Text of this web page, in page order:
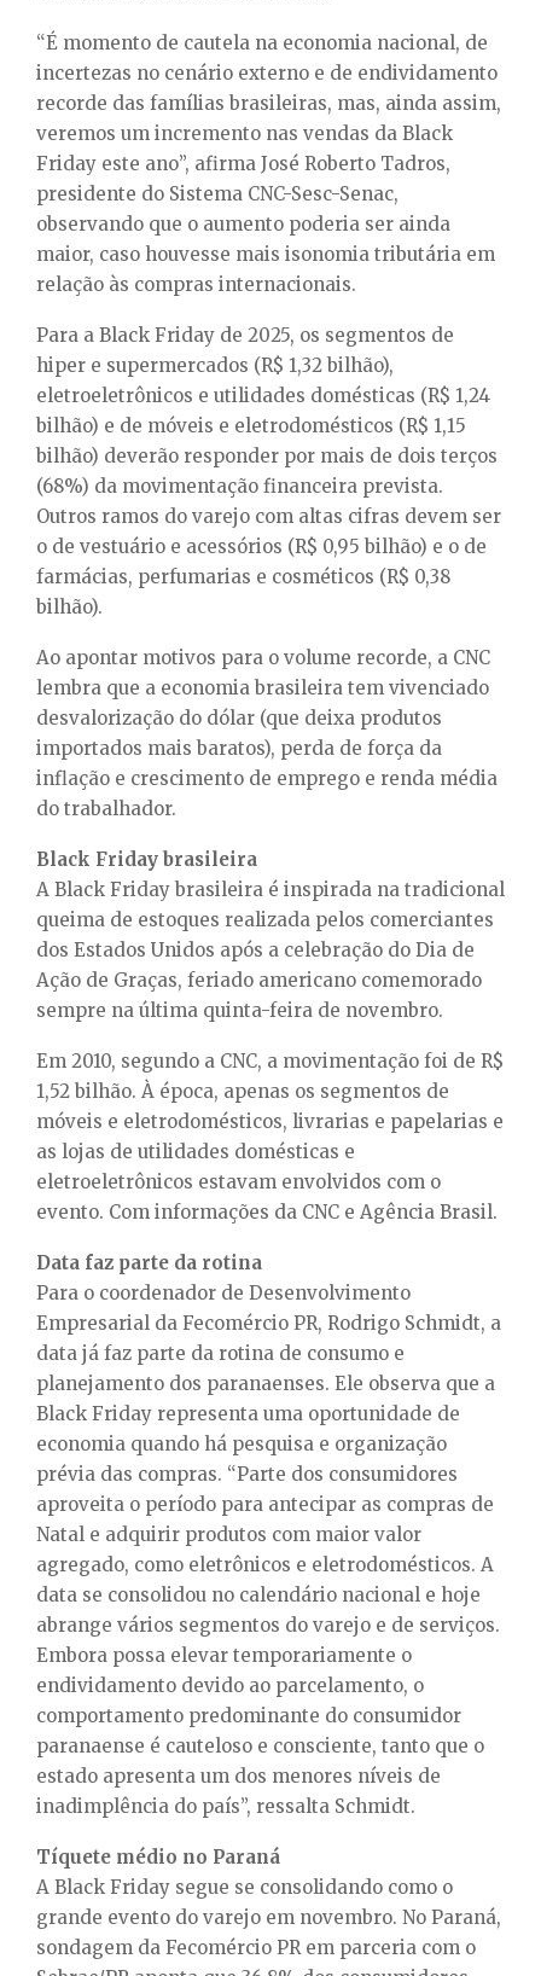
“É momento de cautela na economia nacional, de
incertezas no cenário externo e de endividamento
recorde das famílias brasileiras, mas, ainda assim,
veremos um incremento nas vendas da Black
Friday este ano”, afirma José Roberto Tadros,
presidente do Sistema CNC-Sesc-Senac,
observando que o aumento poderia ser ainda
maior, caso houvesse mais isonomia tributária em
relação às compras internacionais.
Para a Black Friday de 2025, os segmentos de
hiper e supermercados (R$ 1,32 bilhão),
eletroeletrônicos e utilidades domésticas (R$ 1,24
bilhão) e de móveis e eletrodomésticos (R$ 1,15
bilhão) deverão responder por mais de dois terços
(68%) da movimentação financeira prevista.
Outros ramos do varejo com altas cifras devem ser
o de vestuário e acessórios (R$ 0,95 bilhão) e o de
farmácias, perfumarias e cosméticos (R$ 0,38
bilhão).
Ao apontar motivos para o volume recorde, a CNC
lembra que a economia brasileira tem vivenciado
desvalorização do dólar (que deixa produtos
importados mais baratos), perda de força da
inflação e crescimento de emprego e renda média
do trabalhador.
Black Friday brasileira
A Black Friday brasileira é inspirada na tradicional
queima de estoques realizada pelos comerciantes
dos Estados Unidos após a celebração do Dia de
Ação de Graças, feriado americano comemorado
sempre na última quinta-feira de novembro.
Em 2010, segundo a CNC, a movimentação foi de R$
1,52 bilhão. À época, apenas os segmentos de
móveis e eletrodomésticos, livrarias e papelarias e
as lojas de utilidades domésticas e
eletroeletrônicos estavam envolvidos com o
evento. Com informações da CNC e Agência Brasil.
Data faz parte da rotina
Para o coordenador de Desenvolvimento
Empresarial da Fecomércio PR, Rodrigo Schmidt, a
data já faz parte da rotina de consumo e
planejamento dos paranaenses. Ele observa que a
Black Friday representa uma oportunidade de
economia quando há pesquisa e organização
prévia das compras. “Parte dos consumidores
aproveita o período para antecipar as compras de
Natal e adquirir produtos com maior valor
agregado, como eletrônicos e eletrodomésticos. A
data se consolidou no calendário nacional e hoje
abrange vários segmentos do varejo e de serviços.
Embora possa elevar temporariamente o
endividamento devido ao parcelamento, o
comportamento predominante do consumidor
paranaense é cauteloso e consciente, tanto que o
estado apresenta um dos menores níveis de
inadimplência do país”, ressalta Schmidt.
Tíquete médio no Paraná
A Black Friday segue se consolidando como o
grande evento do varejo em novembro. No Paraná,
sondagem da Fecomércio PR em parceria com o